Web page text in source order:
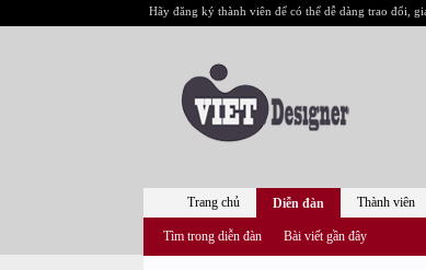
Hãy đăng ký thành viên để có thể dễ dàng trao đổi,
Trang chủ Diễn đàn
Tìm trong diễn đàn Bài viết gần đây
Thành viên